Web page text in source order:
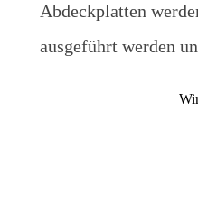
Abdeckplatten
ausgeführt werden